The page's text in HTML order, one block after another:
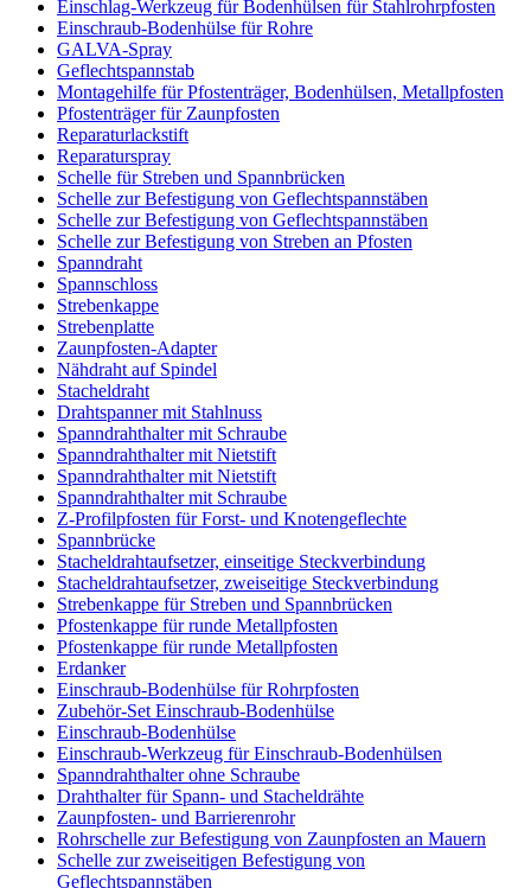
Einschlag-Werkzeug für Bodenhülsen für Stahlrohrpfosten
Einschraub-Bodenhülse für Rohre
GALVA-Spray
Geflechtspannstab
Montagehilfe für Pfostenträger, Bodenhülsen, Metallpfosten
Pfostenträger für Zaunpfosten
Reparaturlackstift
Reparaturspray
Schelle für Streben und Spannbrücken
Schelle zur Befestigung von Geflechtspannstäben
Schelle zur Befestigung von Geflechtspannstäben
Schelle zur Befestigung von Streben an Pfosten
Spanndraht
Spannschloss
Strebenkappe
Strebenplatte
Zaunpfosten-Adapter
Nähdraht auf Spindel
Stacheldraht
Drahtspanner mit Stahlnuss
Spanndrahthalter mit Schraube
Spanndrahthalter mit Nietstift
Spanndrahthalter mit Nietstift
Spanndrahthalter mit Schraube
Z-Profilpfosten für Forst- und Knotengeflechte
Spannbrücke
Stacheldrahtaufsetzer, einseitige Steckverbindung
Stacheldrahtaufsetzer, zweiseitige Steckverbindung
Strebenkappe für Streben und Spannbrücken
Pfostenkappe für runde Metallpfosten
Pfostenkappe für runde Metallpfosten
Erdanker
Einschraub-Bodenhülse für Rohrpfosten
Zubehör-Set Einschraub-Bodenhülse
Einschraub-Bodenhülse
Einschraub-Werkzeug für Einschraub-Bodenhülsen
Spanndrahthalter ohne Schraube
Drahthalter für Spann- und Stacheldrähte
Zaunpfosten- und Barrierenrohr
Rohrschelle zur Befestigung von Zaunpfosten an Mauern
Schelle zur zweiseitigen Befestigung von
Geflechtspannstäben